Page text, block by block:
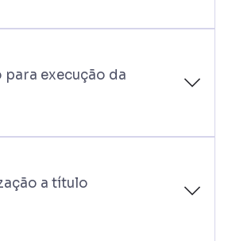
execução da
a título